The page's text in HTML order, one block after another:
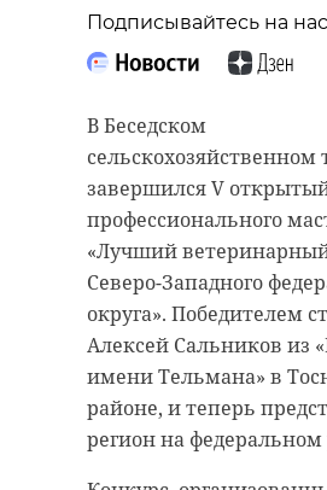
Подписывайтесь на
В Беседском
сельскохозяйственном
завершился V
профессионального
«Лучший
Северо-Западного
округа». Победителем
Алексей Сальников из
имени Тельмана» в
районе, и теперь
регион на федеральном